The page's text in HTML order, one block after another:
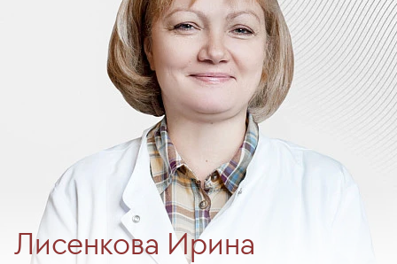
Лисенкова Ирина